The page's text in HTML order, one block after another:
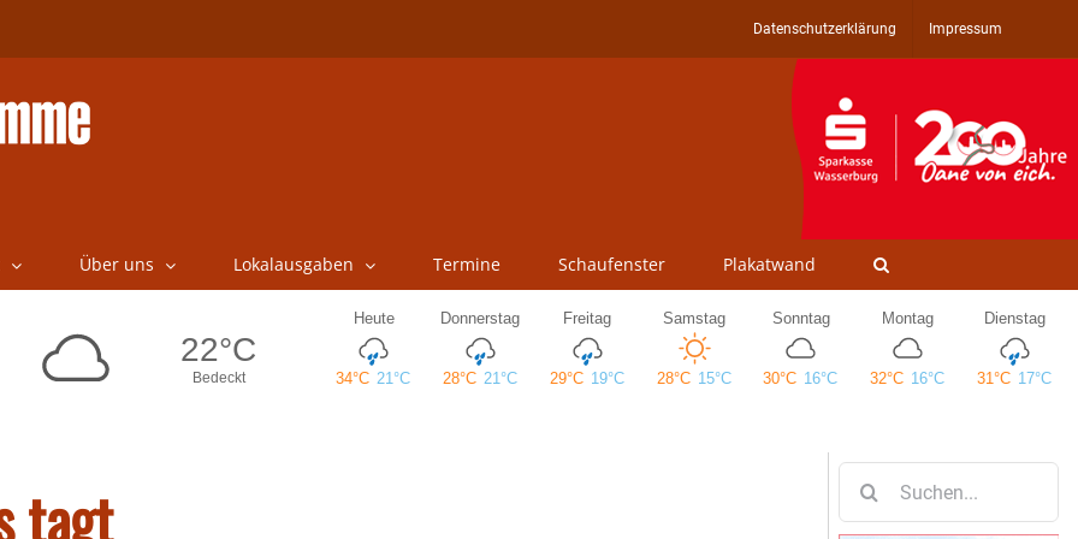
Datenschutzerklärung Impressum
Über uns Lokalausgaben Termine Schaufenster Plakatwand
tagt
nach: